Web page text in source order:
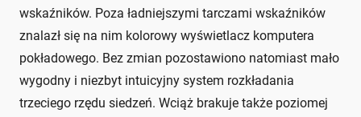
wskaźników. Poza ładniejszymi tarczami wskaźników
znalazł się na nim kolorowy wyświetlacz komputera
pokładowego. Bez zmian pozostawiono natomiast mało
wygodny i niezbyt intuicyjny system rozkładania
trzeciego rzędu siedzeń. Wciąż brakuje także poziomej